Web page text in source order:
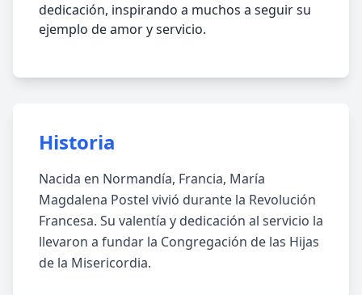
dedicación, inspirando a muchos a seguir su
ejemplo de amor y servicio.
Historia
Nacida en Normandía, Francia, María
Magdalena Postel vivió durante la Revolución
Francesa. Su valentía y dedicación al servicio la
llevaron a fundar la Congregación de las Hijas
de la Misericordia.